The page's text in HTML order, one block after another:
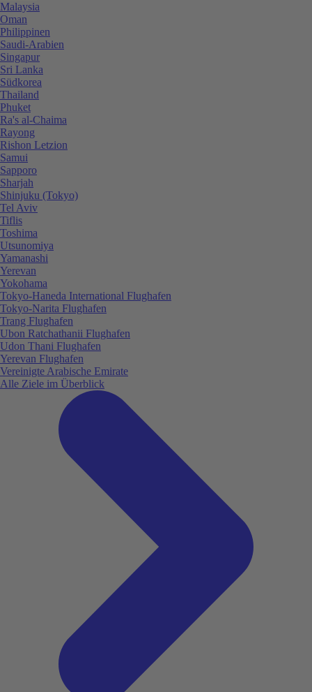
Malaysia
Oman
Philippinen
Saudi-Arabien
Singapur
Sri Lanka
Südkorea
Thailand
Phuket
Ra's al-Chaima
Rayong
Rishon Letzion
Samui
Sapporo
Sharjah
Shinjuku (Tokyo)
Tel Aviv
Tiflis
Toshima
Utsunomiya
Yamanashi
Yerevan
Yokohama
Tokyo-Haneda International Flughafen
Tokyo-Narita Flughafen
Trang Flughafen
Ubon Ratchathanii Flughafen
Udon Thani Flughafen
Yerevan Flughafen
Vereinigte Arabische Emirate
Alle Ziele im Überblick